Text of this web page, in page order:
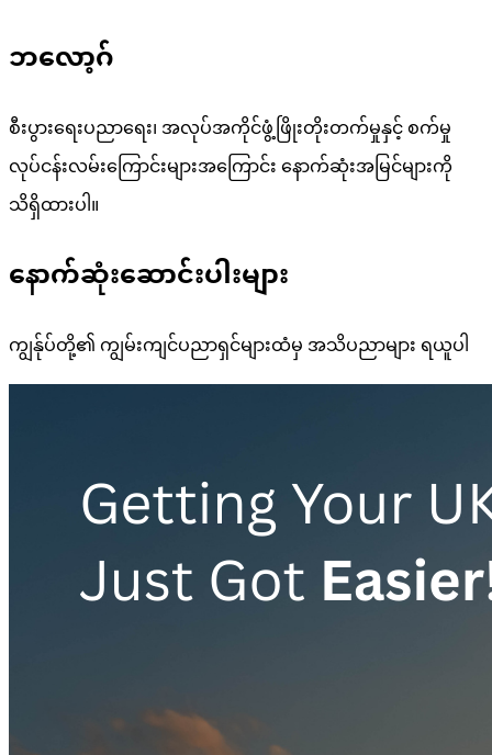
ဘလော့ဂ်
စီးပွားရေးပညာရေး၊ အလုပ်အကိုင်ဖွံ့ဖြိုးတိုးတက်မှုနှင့် စက်မှု
လုပ်ငန်းလမ်းကြောင်းများအကြောင်း နောက်ဆုံးအမြင်များကို
သိရှိထားပါ။
နောက်ဆုံးဆောင်းပါးများ
ကျွန်ုပ်တို့၏ ကျွမ်းကျင်ပညာရှင်များထံမှ အသိပညာများ ရယူပါ